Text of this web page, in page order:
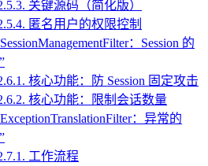
关键源码（简化版）
匿名用户的权限控制
：Session 的
核心功能：防 Session 固定攻击
核心功能：限制会话数量
：异常的
工作流程